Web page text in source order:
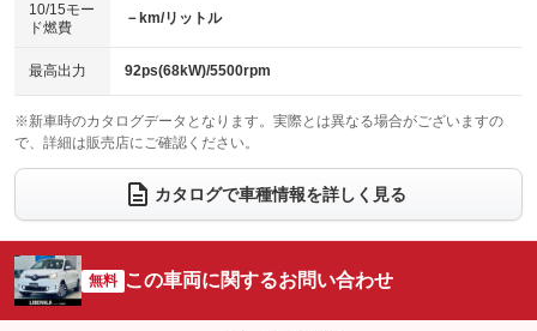
ベンチシート
：装備なし
チップアップシート
：装備なし
：装備なし ：装備あり
ウォークスルー
：装備なし
電動リアゲート フロントカメラ
：装備なし
：装備なし ：装備なし
サイドカメラ
：装備なし ルーフレール
：装備なし
：装備なし
：装備なし
10/15モー
ド燃費
－km/リットル
最高出力 92ps(68kW)/5500rpm
※新車時のカタログデータとなります。実際とは異なる場合がございますの
で、詳細は販売店にご確認ください。
カタログで車種情報を詳しく見る
無料 この車両に関するお問い合わせ